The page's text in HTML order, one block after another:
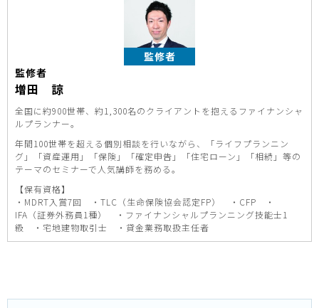
監修者
監修者
増田 諒
全国に約900世帯、約1,300名のクライアントを抱えるファイナンシャ
ルプランナー。
年間100世帯を超える個別相談を行いながら、「ライフプランニン
グ」「資産運用」「保険」「確定申告」「住宅ローン」「相続」等の
テーマのセミナーで人気講師を務める。
【保有資格】
・MDRT入賞7回 ・TLC（生命保険協会認定FP） ・CFP ・
IFA（証券外務員1種） ・ファイナンシャルプランニング技能士1
級 ・宅地建物取引士 ・貸金業務取扱主任者